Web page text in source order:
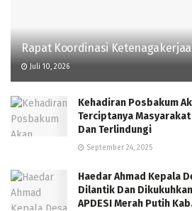
Rapat Koordinasi
Juli 10, 2026
Kehadiran Posbakum
Terciptanya Masyarakat
Dan Terlindungi
September 24, 2025
Haedar Ahmad Kepala
Dilantik Dan
APDESI Merah Putih